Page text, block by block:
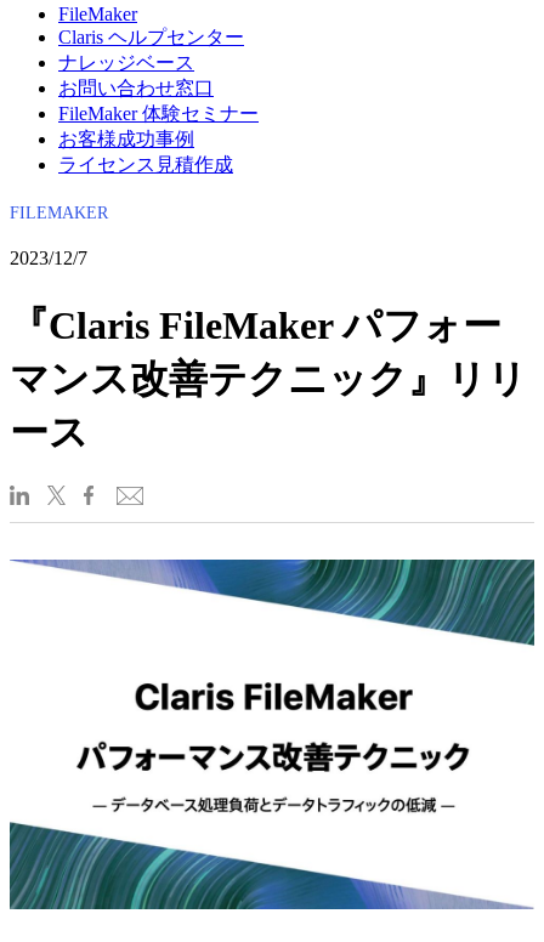
FileMaker
Claris ヘルプセンター
ナレッジベース
お問い合わせ窓口
FileMaker 体験セミナー
お客様成功事例
ライセンス見積作成
FILEMAKER
2023/12/7
『Claris FileMaker パフォー
マンス改善テクニック』リリ
ース